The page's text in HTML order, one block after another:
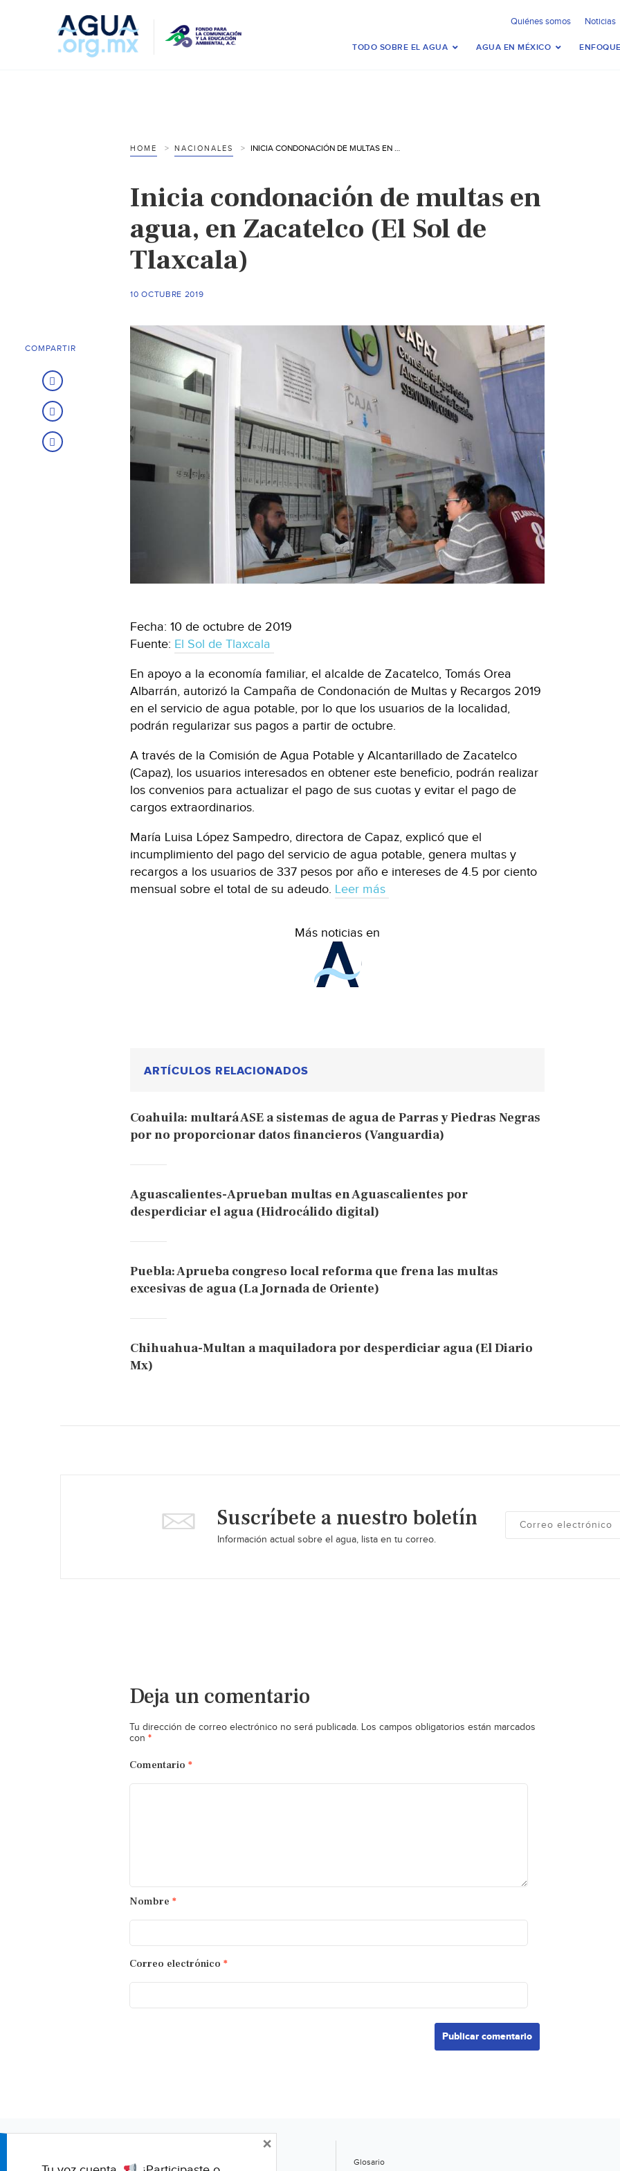
Quiénes somos Noticias
TODO SOBRE EL AGUA AGUA EN MÉXICO
HOME NACIONALES INICIA CONDONACIÓN DE MULTAS EN AGUA, EN ZACATELCO (EL SOL DE TLAXCALA)
Inicia condonación de multas en
agua, en Zacatelco (El Sol de
Tlaxcala)
10 OCTUBRE 2019
Fecha: 10 de octubre de 2019
Fuente: El Sol de Tlaxcala
En apoyo a la economía familiar, el alcalde de Zacatelco, Tomás Orea
Albarrán, autorizó la Campaña de Condonación de Multas y Recargos 2019
en el servicio de agua potable, por lo que los usuarios de la localidad,
podrán regularizar sus pagos a partir de octubre.
A través de la Comisión de Agua Potable y Alcantarillado de Zacatelco
(Capaz), los usuarios interesados en obtener este beneficio, podrán realizar
los convenios para actualizar el pago de sus cuotas y evitar el pago de
cargos extraordinarios.
María Luisa López Sampedro, directora de Capaz, explicó que el
incumplimiento del pago del servicio de agua potable, genera multas y
recargos a los usuarios de 337 pesos por año e intereses de 4.5 por ciento
mensual sobre el total de su adeudo. Leer más
Más noticias en
ARTÍCULOS RELACIONADOS
Coahuila: multará ASE a sistemas de agua de Parras y Piedras Negras
por no proporcionar datos financieros (Vanguardia)
Aguascalientes-Aprueban multas en Aguascalientes por
desperdiciar el agua (Hidrocálido digital)
Puebla: Aprueba congreso local reforma que frena las multas
excesivas de agua (La Jornada de Oriente)
Chihuahua-Multan a maquiladora por desperdiciar agua (El Diario
Mx)
COMPARTIR
Suscríbete a nuestro boletín
Información actual sobre el agua, lista en tu correo.
Deja un comentario
Tu dirección de correo electrónico no será publicada. Los campos obligatorios están marcados
con *
Comentario *
Nombre *
Correo electrónico *
Glosario
×